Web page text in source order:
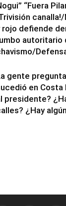
“Fuera
rojo defiende
autoritario
gente
en Costa
presidente?
¿Hay